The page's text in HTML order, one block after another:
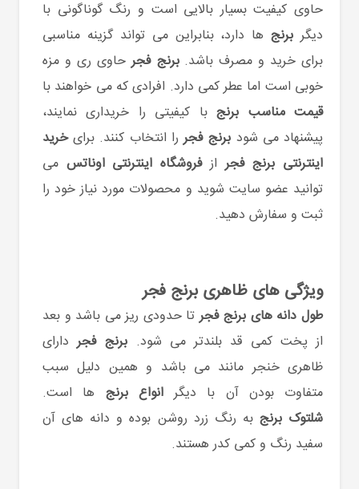
حاوی کیفیت بسیار بالایی است و رنگ گوناگونی با
دیگر برنجها دارد، بنابراین می تواند گزینه مناسبی
برای خرید و مصرف باشد. برنج فجرحاوی ری و مزه
خوبی است اما عطر کمی دارد. افرادی که می خواهند با
قیمت مناسب برنجبا کیفیتی را خریداری نمایند،
پیشنهاد می شود برنج فجررا انتخاب کنند. برایخرید
اینترنتی برنج فجرازفروشگاه اینترنتی اوناتس می
توانید عضو سایت شوید و محصولات مورد نیاز خود را
ثبت و سفارش دهید.
ویژگی ‌های ظاهری برنج فجر
طول دانه های برنج فجرتا حدودی ریز می باشد و بعد
از پخت کمی قد بلندتر می شود. برنج فجردارای
ظاهری خنجر مانند می باشد و همین دلیل سبب
متفاوت بودن آن با دیگرانواع برنج ها است.
شلتوک برنجبه رنگ زرد روشن بوده و دانه های آن
سفید رنگ و کمی کدر هستند.